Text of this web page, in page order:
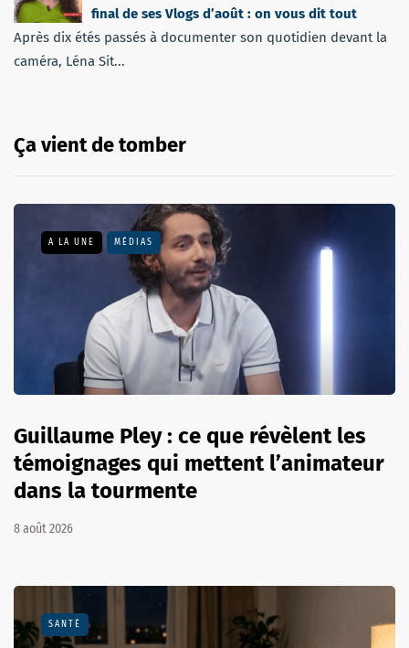
final de ses Vlogs d’août : on vous dit tout
Après dix étés passés à documenter son quotidien devant la
caméra, Léna Sit...
Ça vient de tomber
A LA UNE MÉDIAS
Guillaume Pley : ce que révèlent les
témoignages qui mettent l’animateur
dans la tourmente
8 août 2026
SANTÉ